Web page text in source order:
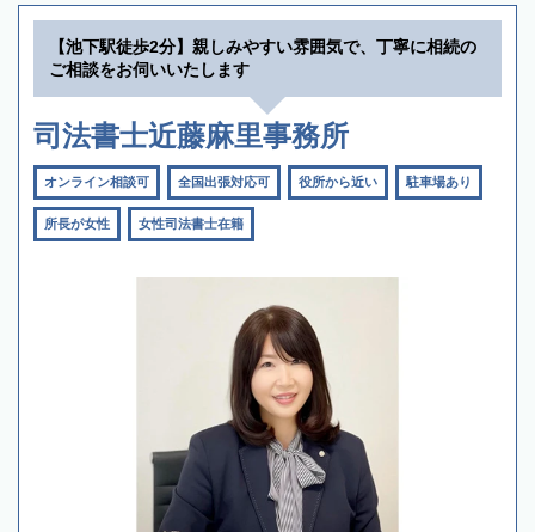
【池下駅徒歩2分】親しみやすい雰囲気で、丁寧に相続の
ご相談をお伺いいたします
司法書士近藤麻里事務所
オンライン相談可 全国出張対応可 役所から近い 駐車場あり
所長が女性 女性司法書士在籍